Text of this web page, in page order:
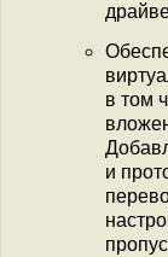
в том
и